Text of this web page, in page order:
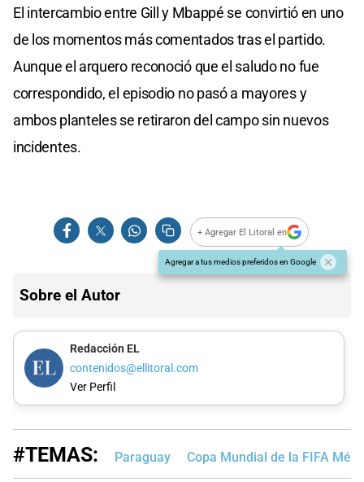
El intercambio entre Gill y Mbappé se convirtió en uno
de los momentos más comentados tras el partido.
Aunque el arquero reconoció que el saludo no fue
correspondido, el episodio no pasó a mayores y
ambos planteles se retiraron del campo sin nuevos
incidentes.
+ Agregar El Litoral en
Agregar a tus medios preferidos en Google
Sobre el Autor
Redacción EL
contenidos@ellitoral.com
Ver Perfil
#TEMAS: Paraguay Copa Mundial de la FIFA